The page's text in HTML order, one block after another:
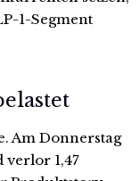
1-Segment
Am Donnerstag
verlor 1,47